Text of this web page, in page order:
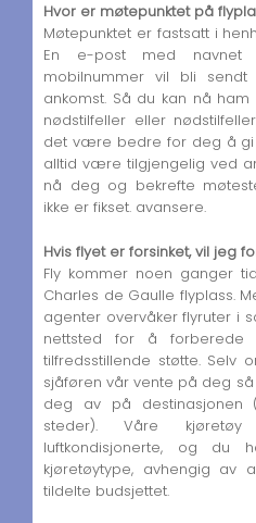
Hvor er møtepunktet på
Møtepunktet er fastsatt i
En e-post med
mobilnummer vil bli
ankomst. Så du kan nå
nødstilfeller eller
det være bedre for deg å gi
alltid være tilgjengelig ved
nå deg og bekrefte
ikke er fikset. avansere.
Hvis flyet er forsinket, vil jeg
Fly kommer noen ganger
Charles de Gaulle flyplass.
agenter overvåker flyruter i
nettsted for å
tilfredsstillende støtte. Selv
sjåføren vår vente på deg
deg av på destinasjonen
steder). Våre
luftkondisjonerte, og
kjøretøytype, avhengig av
tildelte budsjettet.